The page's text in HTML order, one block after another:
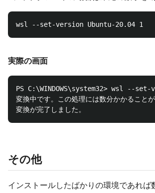
実際の画面
PS C:\WINDOWS\system32> wsl --
変換中です。この処理には数分かかること
その他
インストールしたばかりの環境であれば